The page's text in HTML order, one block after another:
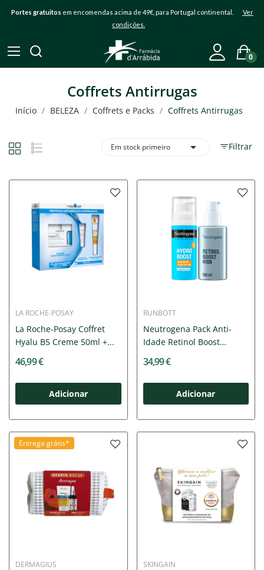
Portes gratuitos em encomendas acima de 49€, para Portugal continental. Ver
condições.
0
Coffrets Antirrugas
Início BELEZA Coffrets e Packs Coffrets Antirrugas
Filtrar
Em stock primeiro 
LA ROCHE-POSAY
La Roche-Posay Coffret
Hyalu B5 Creme 50ml +...
46,99 €
Adicionar
RUNBOTT
Neutrogena Pack Anti-
Idade Retinol Boost
34,99 €
Adicionar
Entrega grátis*
DERMAGIUS SKINGAIN